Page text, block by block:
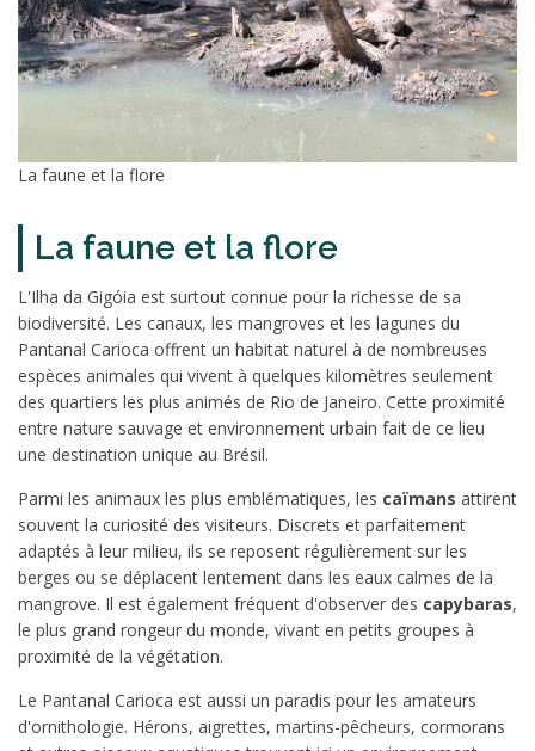
La faune et la flore
La faune et la flore
L'Ilha da Gigóia est surtout connue pour la richesse de sa
biodiversité. Les canaux, les mangroves et les lagunes du
Pantanal Carioca offrent un habitat naturel à de nombreuses
espèces animales qui vivent à quelques kilomètres seulement
des quartiers les plus animés de Rio de Janeiro. Cette proximité
entre nature sauvage et environnement urbain fait de ce lieu
une destination unique au Brésil.
Parmi les animaux les plus emblématiques, les caïmans attirent
souvent la curiosité des visiteurs. Discrets et parfaitement
adaptés à leur milieu, ils se reposent régulièrement sur les
berges ou se déplacent lentement dans les eaux calmes de la
mangrove. Il est également fréquent d'observer des capybaras,
le plus grand rongeur du monde, vivant en petits groupes à
proximité de la végétation.
Le Pantanal Carioca est aussi un paradis pour les amateurs
d'ornithologie. Hérons, aigrettes, martins-pêcheurs, cormorans